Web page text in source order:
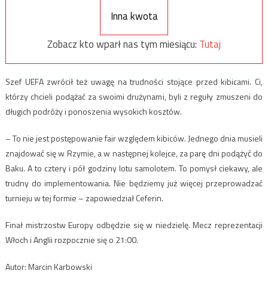
Inna kwota
Zobacz kto wparł nas tym miesiącu: Tutaj
Szef UEFA zwrócił też uwagę na trudności stojące przed kibicami. Ci,
którzy chcieli podążać za swoimi drużynami, byli z reguły zmuszeni do
długich podróży i ponoszenia wysokich kosztów.
– To nie jest postępowanie fair względem kibiców. Jednego dnia musieli
znajdować się w Rzymie, a w następnej kolejce, za parę dni podążyć do
Baku. A to cztery i pół godziny lotu samolotem. To pomysł ciekawy, ale
trudny do implementowania. Nie będziemy już więcej przeprowadzać
turnieju w tej formie – zapowiedział Ceferin.
Finał mistrzostw Europy odbędzie się w niedzielę. Mecz reprezentacji
Włoch i Anglii rozpocznie się o 21:00.
Autor: Marcin Karbowski